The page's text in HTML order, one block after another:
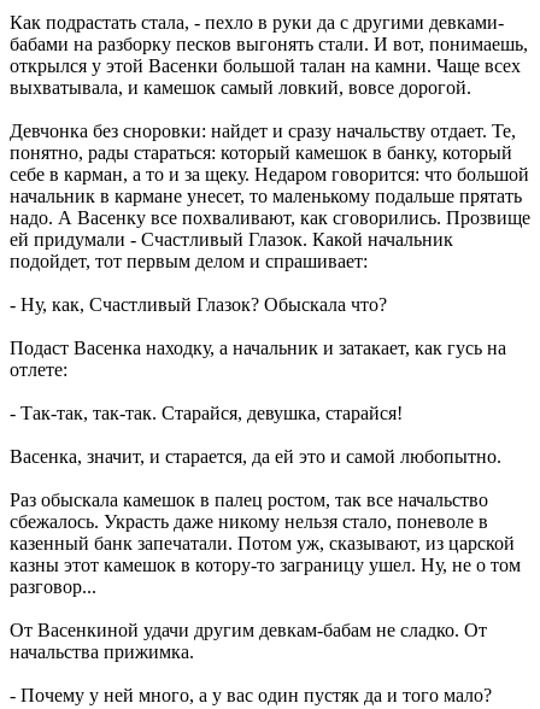
Как подрастать стала, - пехло в руки да с другими девками-
бабами на разборку песков выгонять стали. И вот, понимаешь,
открылся у этой Васенки большой талан на камни. Чаще всех
выхватывала, и камешок самый ловкий, вовсе дорогой.
Девчонка без сноровки: найдет и сразу начальству отдает. Те,
понятно, рады стараться: который камешок в банку, который
себе в карман, а то и за щеку. Недаром говорится: что большой
начальник в кармане унесет, то маленькому подальше прятать
надо. А Васенку все похваливают, как сговорились. Прозвище
ей придумали - Счастливый Глазок. Какой начальник
подойдет, тот первым делом и спрашивает:
- Ну, как, Счастливый Глазок? Обыскала что?
Подаст Васенка находку, а начальник и затакает, как гусь на
отлете:
- Так-так, так-так. Старайся, девушка, старайся!
Васенка, значит, и старается, да ей это и самой любопытно.
Раз обыскала камешок в палец ростом, так все начальство
сбежалось. Украсть даже никому нельзя стало, поневоле в
казенный банк запечатали. Потом уж, сказывают, из царской
казны этот камешок в котору-то заграницу ушел. Ну, не о том
разговор...
От Васенкиной удачи другим девкам-бабам не сладко. От
начальства прижимка.
- Почему у ней много, а у вас один пустяк да и того мало?